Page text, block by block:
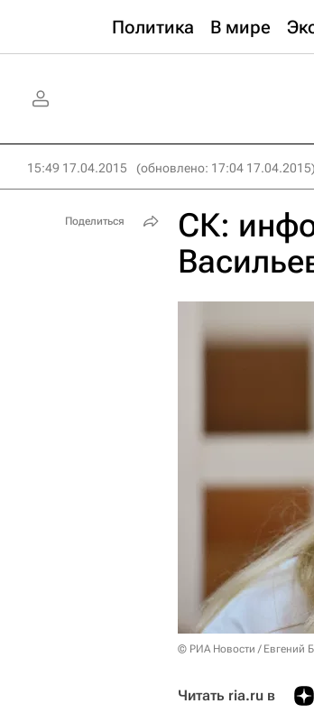
Политика В мире
15:49 17.04.2015 (обновлено: 17:04 17.04.2015)
СК:
© РИА Новости / Евгений
Читать ria.ru в
Поделиться